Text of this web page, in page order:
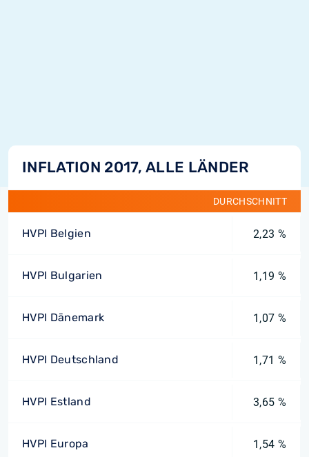
INFLATION 2017, ALLE LÄNDER
DURCHSCHNITT
HVPI Belgien 2,23 %
HVPI Bulgarien 1,19 %
HVPI Dänemark 1,07 %
HVPI Deutschland 1,71 %
HVPI Estland 3,65 %
HVPI Europa 1,54 %